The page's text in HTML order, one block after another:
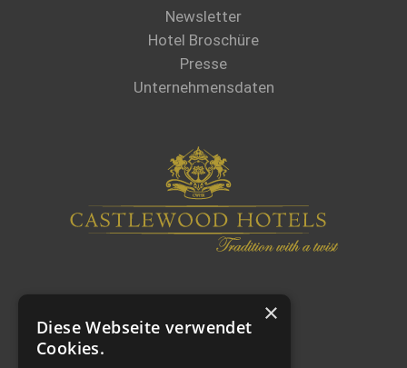
Newsletter
Hotel Broschüre
Presse
Unternehmensdaten
×
Diese Webseite verwendet
Cookies.